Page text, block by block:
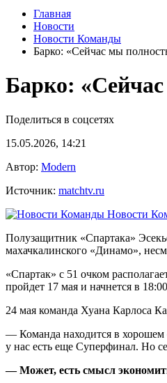
Главная
Новости
Новости Команды
Барко: «Сейчас мы
Барко:
Поделиться в соцсетях
15.05.2026, 14:21
Автор: Modern
Источник: matchtv.ru
Новости
Полузащитник «Спартака»
махачкалинского «Динамо»,
«Спартак» с 51 очком
пройдет 17 мая и начнется в
24 мая команда Хуана Карлоса
— Команда находится в хорошем
у нас есть еще Суперфинал. Но
— Может, есть смысл